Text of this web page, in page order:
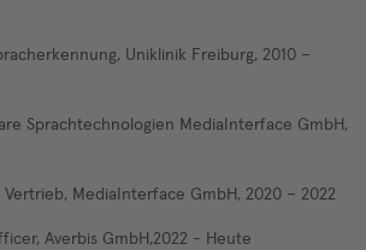
Uniklinik Freiburg, 2010 –
Sprachtechnologien MediaInterface GmbH,
Vertrieb, MediaInterface GmbH, 2020 – 2022
Averbis GmbH,2022 - Heute